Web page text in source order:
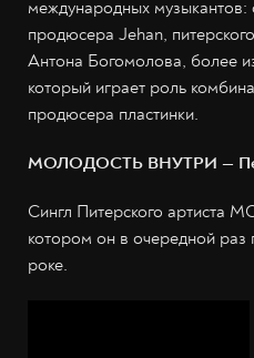
международных музыкантов:
продюсера Jehan,
Антона Богомолова, более
который играет роль
продюсера пластинки.
МОЛОДОСТЬ ВНУТРИ —
Сингл Питерского
котором он в очередной
роке.